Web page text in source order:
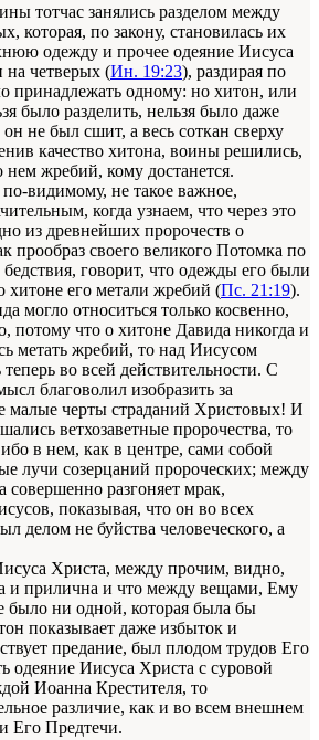
тотчас занялись разделом между
которая, по закону, становилась их
одежду и прочее одеяние Иисуса
на четверых (Ин. 19:23), раздирая по
принадлежать одному: но хитон, или
было разделить, нельзя было даже
не был сшит, а весь соткан сверху
качество хитона, воины решились,
нем жребий, кому достанется.
видимому, не такое важное,
когда узнаем, что через это
из древнейших пророчеств о
прообраз своего великого Потомка по
говорит, что одежды его были
хитоне его метали жребий (Пс. 21:19).
могло относиться только косвенно,
потому что о хитоне Давида никогда и
метать жребий, то над Иисусом
во всей действительности. С
благоволил изобразить за
малые черты страданий Христовых! И
ветхозаветные пророчества, то
в нем, как в центре, сами собой
лучи созерцаний пророческих; между
совершенно разгоняет мрак,
показывая, что он во всех
делом не буйства человеческого, а
Христа, между прочим, видно,
и прилична и что между вещами, Ему
ни одной, которая была бы
показывает даже избыток и
предание, был плодом трудов Его
одеяние Иисуса Христа с суровой
Иоанна Крестителя, то
различие, как и во всем внешнем
Его Предтечи.